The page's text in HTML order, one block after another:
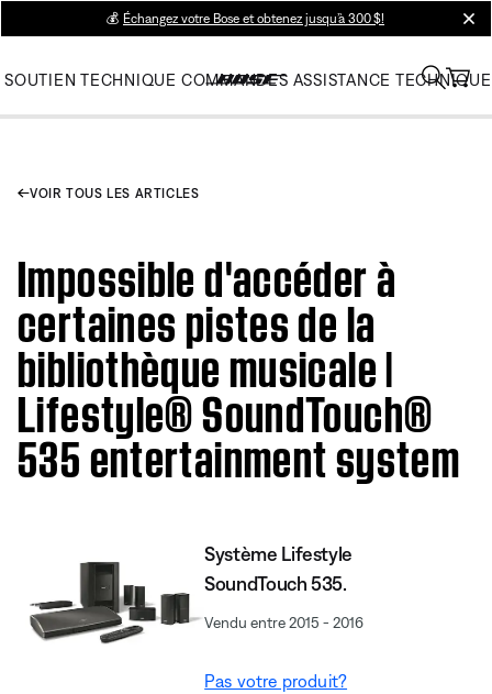
💰 Échangez votre Bose et obtenez jusqu’à 300 $!
SOUTIEN TECHNIQUE COMMANDES ASSISTANCE TECHNIQUE
VOIR TOUS LES ARTICLES
Impossible d'accéder à
certaines pistes de la
bibliothèque musicale |
Lifestyle® SoundTouch®
535 entertainment system
Système Lifestyle
SoundTouch 535.
Vendu entre 2015 - 2016
Pas votre produit?